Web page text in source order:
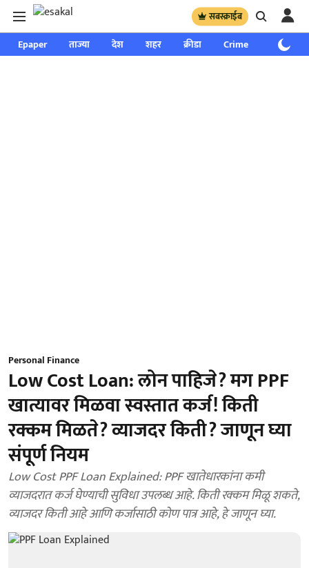
सबस्क्राईब
Epaper ताज्या देश शहर क्रीडा Crime साप्ताहिक
Personal Finance
Low Cost Loan: लोन पाहिजे? मग PPF
खात्यावर मिळवा स्वस्तात कर्ज! किती
रक्कम मिळते? व्याजदर किती? जाणून घ्या
संपूर्ण नियम
Low Cost PPF Loan Explained: PPF खातेधारकांना कमी
व्याजदरात कर्ज घेण्याची सुविधा उपलब्ध आहे. किती रक्कम मिळू शकते,
व्याजदर किती आहे आणि कर्जासाठी कोण पात्र आहे, हे जाणून घ्या.